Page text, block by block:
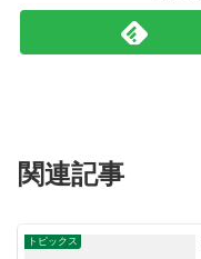
関連記事
トピックス